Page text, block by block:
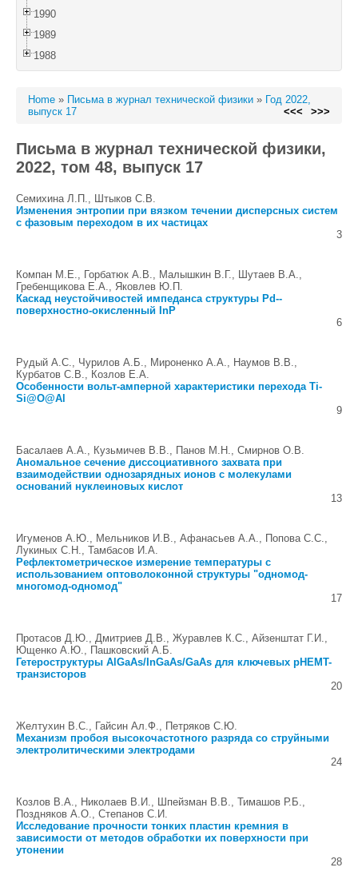
1990
1989
1988
Home » Письма в журнал технической физики » Год 2022,
выпуск 17
<<< >>>
Письма в журнал технической физики,
2022, том 48, выпуск 17
Семихина Л.П., Штыков С.В.
Изменения энтропии при вязком течении дисперсных систем
с фазовым переходом в их частицах
3
Компан М.Е., Горбатюк А.В., Малышкин В.Г., Шутаев В.А.,
Гребенщикова Е.А., Яковлев Ю.П.
Каскад неустойчивостей импеданса структуры Pd--
поверхностно-окисленный InP
6
Рудый А.С., Чурилов А.Б., Мироненко А.А., Наумов В.В.,
Курбатов С.В., Козлов Е.А.
Особенности вольт-амперной характеристики перехода Ti-
Si@O@Al
9
Басалаев А.А., Кузьмичев В.В., Панов М.Н., Смирнов О.В.
Аномальное сечение диссоциативного захвата при
взаимодействии однозарядных ионов с молекулами
оснований нуклеиновых кислот
13
Игуменов А.Ю., Мельников И.В., Афанасьев А.А., Попова С.С.,
Лукиных С.Н., Тамбасов И.А.
Рефлектометрическое измерение температуры с
использованием оптоволоконной структуры "одномод-
многомод-одномод"
17
Протасов Д.Ю., Дмитриев Д.В., Журавлев К.С., Айзенштат Г.И.,
Ющенко А.Ю., Пашковский А.Б.
Гетероструктуры AlGaAs/InGaAs/GaAs для ключевых pHEMT-
транзисторов
20
Желтухин В.С., Гайсин Ал.Ф., Петряков С.Ю.
Механизм пробоя высокочастотного разряда со струйными
электролитическими электродами
24
Козлов В.А., Николаев В.И., Шпейзман В.В., Тимашов Р.Б.,
Поздняков А.О., Степанов С.И.
Исследование прочности тонких пластин кремния в
зависимости от методов обработки их поверхности при
утонении
28